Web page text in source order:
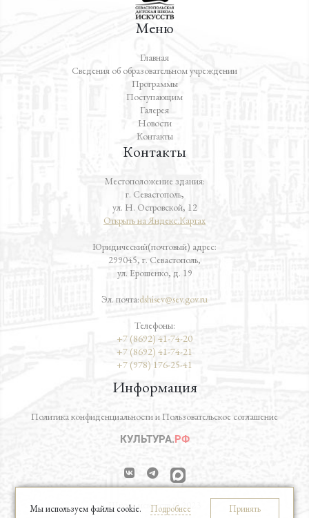
Меню
Главная
Сведения об образовательном учреждении
Программы
Поступающим
Галерея
Новости
Контакты
Контакты
Местоположение здания:
г. Севастополь,
ул. Н. Островской, 12
Открыть на Яндекс.Картах
Юридический(почтовый) адрес:
299045, г. Севастополь,
ул. Ерошенко, д. 19
Эл. почта:dshisev@sev.gov.ru
Телефоны:
+7 (8692) 41-74-20
+7 (8692) 41-74-21
+7 (978) 176-25-41
Информация
Политика конфиденциальности и Пользовательское соглашение
vk telegram
Школа искусств © 2023
Мы используем файлы cookie. Подробнее Принять